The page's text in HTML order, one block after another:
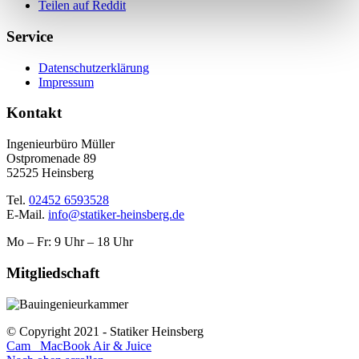
Teilen auf Reddit
Service
Datenschutzerklärung
Impressum
Kontakt
Ingenieurbüro Müller
Ostpromenade 89
52525 Heinsberg
Tel. 02452 6593528
E-Mail. info@statiker-heinsberg.de
Mo – Fr: 9 Uhr – 18 Uhr
Mitgliedschaft
© Copyright 2021 - Statiker Heinsberg
Cam
MacBook Air & Juice